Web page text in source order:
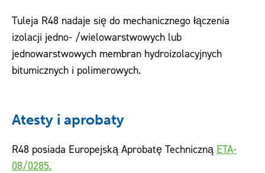
Tuleja R48 nadaje się do mechanicznego łączenia
izolacji jedno- /wielowarstwowych lub
jednowarstwowych membran hydroizolacyjnych
bitumicznych i polimerowych.
Atesty i aprobaty
R48 posiada Europejską Aprobatę Techniczną ETA-
08/0285.